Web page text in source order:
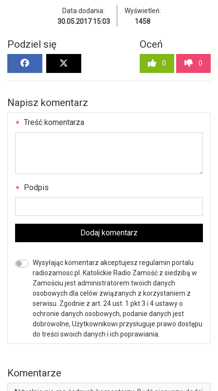
Data dodania:
30.05.2017 15:03
Wyświetleń:
1458
Podziel się Oceń
0 0
Napisz komentarz
Treść komentarza
Podpis
Dodaj komentarz
Wysyłając komentarz akceptujesz regulamin portalu
radiozamosc.pl. Katolickie Radio Zamość z siedzibą w
Zamościu jest administratorem twoich danych
osobowych dla celów związanych z korzystaniem z
serwisu. Zgodnie z art. 24 ust. 1 pkt 3 i 4 ustawy o
ochronie danych osobowych, podanie danych jest
dobrowolne, Użytkownikowi przysługuje prawo dostępu
do treści swoich danych i ich poprawiania.
Komentarze